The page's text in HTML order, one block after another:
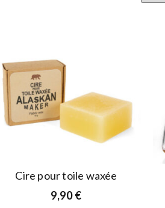
Cire pour toile waxée
9,90€